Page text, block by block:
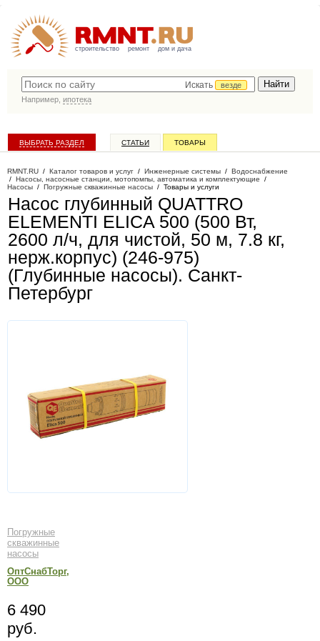
строительство ремонт дом и дача
Искать
везде
Например, ипотека
ВЫБРАТЬ РАЗДЕЛ СТАТЬИ ТОВАРЫ
RMNT.RU / Каталог товаров и услуг / Инженерные системы / Водоснабжение
/ Насосы, насосные станции, мотопомпы, автоматика и комплектующие /
Насосы / Погружные скважинные насосы / Товары и услуги
Насос глубинный QUATTRO
ELEMENTI ELICA 500 (500 Вт,
2600 л/ч, для чистой, 50 м, 7.8 кг,
нерж.корпус) (246-975)
(Глубинные насосы). Санкт-
Петербург
Погружные
скважинные
насосы
ОптСнабТорг,
ООО
6 490
руб.